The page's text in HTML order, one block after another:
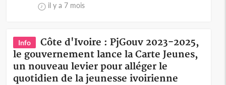
il y a 7 mois
Info
Côte d'Ivoire : PjGouv 2023-2025,
le gouvernement lance la Carte Jeunes,
un nouveau levier pour alléger le
quotidien de la jeunesse ivoirienne